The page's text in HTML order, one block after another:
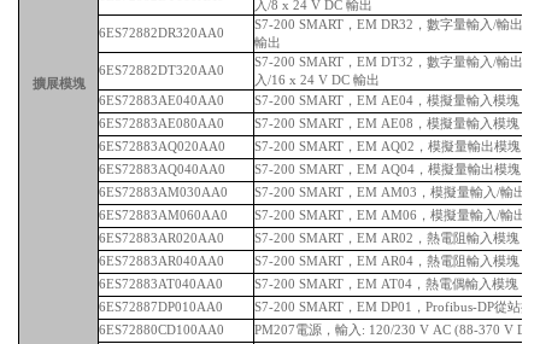
擴展模塊
入/8 x 24 V DC 輸出
6ES72882DR320AA0
S7-200 SMART，EM DR32，數字量輸入/輸出
輸出
6ES72882DT320AA0
S7-200 SMART，EM DT32，數字量輸入/輸出
入/16 x 24 V DC 輸出
6ES72883AE040AA0
S7-200 SMART，EM AE04，模擬量輸入模塊，
6ES72883AE080AA0
S7-200 SMART，EM AE08，模擬量輸入模塊，
6ES72883AQ020AA0
S7-200 SMART，EM AQ02，模擬量輸出模塊，
6ES72883AQ040AA0
S7-200 SMART，EM AQ04，模擬量輸出模塊，
6ES72883AM030AA0
S7-200 SMART，EM AM03，模擬量輸入/輸出
6ES72883AM060AA0
S7-200 SMART，EM AM06，模擬量輸入/輸出
6ES72883AR020AA0
S7-200 SMART，EM AR02，熱電阻輸入模塊，
6ES72883AR040AA0
S7-200 SMART，EM AR04，熱電阻輸入模塊，
6ES72883AT040AA0
S7-200 SMART，EM AT04，熱電偶輸入模塊，
6ES72887DP010AA0
S7-200 SMART，EM DP01，Profibus-DP從站擴
6ES72880CD100AA0
PM207電源，輸入: 120/230 V AC (88-370 V